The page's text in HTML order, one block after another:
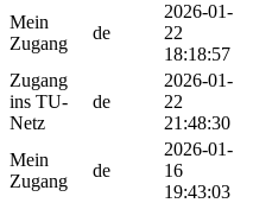
Mein
Zugang
de
2026-01-
22
18:18:57
Zugang
ins TU-
Netz
de
2026-01-
22
21:48:30
Mein
Zugang
de
2026-01-
16
19:43:03